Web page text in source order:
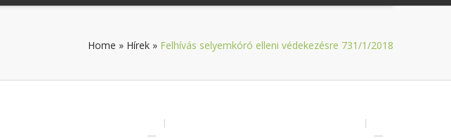
Home » Hírek » Felhívás selyemkóró elleni védekezésre 731/1/2018